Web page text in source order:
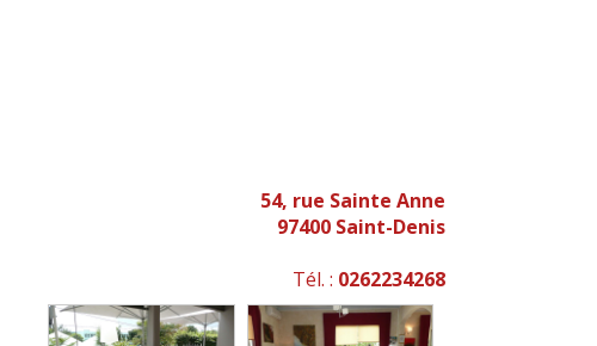
54, rue Sainte Anne
97400 Saint-Denis
Tél. : 0262234268